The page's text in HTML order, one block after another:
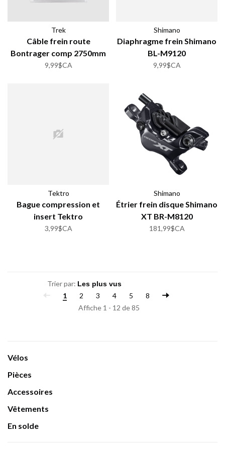
Trek
Câble frein route
Bontrager comp 2750mm
9,99$CA
Shimano
Diaphragme frein Shimano
BL-M9120
9,99$CA
Tektro
Bague compression et
insert Tektro
3,99$CA
Shimano
Étrier frein disque Shimano
XT BR-M8120
181,99$CA
Trier par:
1
2 3 4 5
8
Affiche 1 - 12 de 85
Vélos
Pièces
Accessoires
Vêtements
En solde